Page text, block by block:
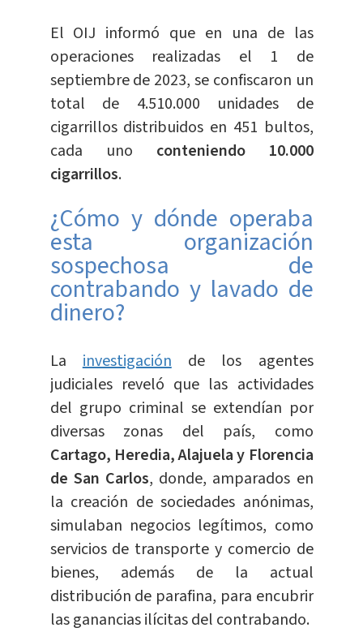
El OIJ informó que en una de las
operaciones realizadas el 1 de
septiembre de 2023, se confiscaron un
total de 4.510.000 unidades de
cigarrillos distribuidos en 451 bultos,
cada uno conteniendo 10.000
cigarrillos.
¿Cómo y dónde operaba
esta organización
sospechosa de
contrabando y lavado de
dinero?
Lainvestigaciónde los agentes
judiciales reveló que las actividades
del grupo criminal se extendían por
diversas zonas del país, como
Cartago, Heredia, Alajuela y Florencia
de San Carlos, donde, amparados en
la creación de sociedades anónimas,
simulaban negocios legítimos, como
servicios de transporte y comercio de
bienes, además de la actual
distribución de parafina, para encubrir
las ganancias ilícitas del contrabando.